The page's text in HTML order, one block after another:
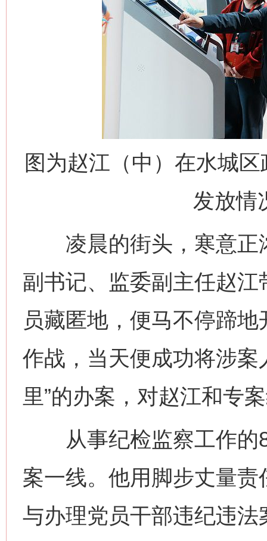
图为赵江（中）在水城
发放情
凌晨的街头，寒意正
副书记、监委副主任赵
员藏匿地，便马不停蹄
作战，当天便成功将涉案
里”的办案，对赵江和专
从事纪检监察工作的8
案一线。他用脚步丈量
与办理党员干部违纪违